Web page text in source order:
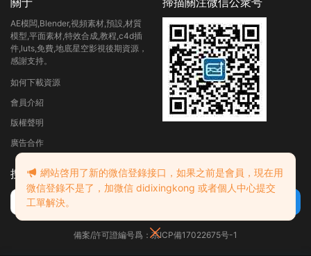
AE模闆,Blender,視頻素材,預設,材質
模型,平面素材,特效合成,教程,c4d插
件,luts,免費,地底星空影視後期資源，
感謝支持。
如何下載資源
會員介紹
版權聲明
廣告合作
搜索
備案/許可證編号爲：京ICP備17022675号-1
網站啓用了新的微信登錄接口，如果之前是會員，現在用
微信登錄不是了，加微信 didixingkong 或者個人中心提交
工單解決。